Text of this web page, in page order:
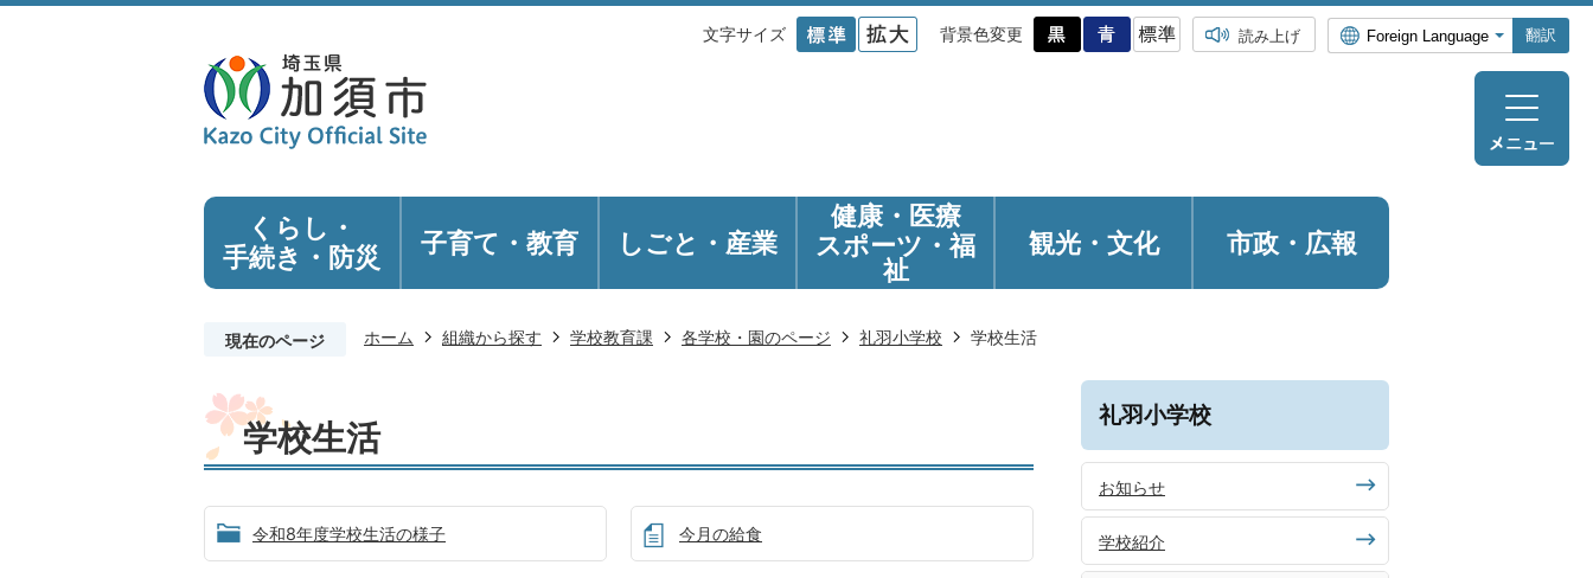
文字サイズ 背景色変更 読み上げ 翻訳
くらし・
手続き ・防災 子育て・教育 しごと・産業
健康・医療
スポーツ・福
祉
観光・ 文化 市政・広報
現在のページ ホーム 組織から探す 学校教育課 各学校・園のページ 礼羽小学校 学校生活
学校生活
令和8年度学校生活の様子 今月の給食
礼羽小学校
お知らせ
学校紹介